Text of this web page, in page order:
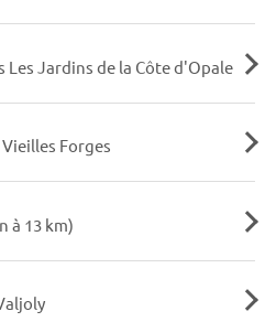
Les Jardins de la Côte d'Opale
Forges
à 13 km)